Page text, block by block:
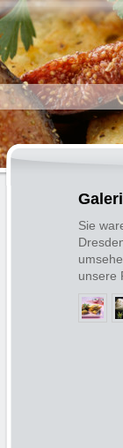
Sie
unsere